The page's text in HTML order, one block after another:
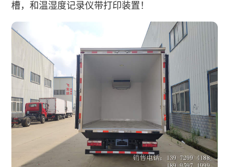
槽，和温湿度记录仪带打印装置！